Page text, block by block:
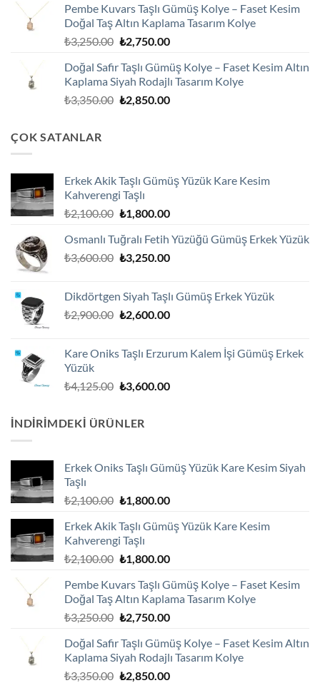
₺2,100.00.fiyat:
₺1,800.00.
Pembe Kuvars Taşlı Gümüş Kolye – Faset Kesim
Doğal Taş Altın Kaplama Tasarım Kolye
₺3,250.00 Orijinal
₺3,250.00.
₺2,750.00Şu
fiyat:
₺2,750.00.
Doğal Safir Taşlı Gümüş Kolye – Faset Kesim Altın
Kaplama Siyah Rodajlı Tasarım Kolye
₺3,350.00 Orijinal
₺2,850.00Şu
ÇOK SATANLAR
Erkek Akik Taşlı Gümüş Yüzük Kare Kesim
Kahverengi Taşlı
₺2,100.00 Orijinal
₺2,100.00.
₺1,800.00Şu
fiyat:
₺1,800.00.
Osmanlı Tuğralı Fetih Yüzüğü Gümüş Erkek Yüzük
₺3,600.00 Orijinal
₺3,250.00Şu
₺3,250.00.
Dikdörtgen Siyah Taşlı Gümüş Erkek Yüzük
₺2,900.00 Orijinal
₺2,600.00Şu
₺2,600.00.
Kare Oniks Taşlı Erzurum Kalem İşi Gümüş Erkek
Yüzük
₺4,125.00 Orijinal
₺3,600.00Şu
İNDIRIMDEKI ÜRÜNLER
Erkek Oniks Taşlı Gümüş Yüzük Kare Kesim Siyah
Taşlı
₺2,100.00 Orijinal
₺2,100.00.
₺1,800.00Şu
fiyat:
Erkek Akik Taşlı Gümüş Yüzük Kare Kesim
Kahverengi Taşlı
₺2,100.00 Orijinal
₺2,100.00.
₺1,800.00Şu
fiyat:
₺1,800.00.
Pembe Kuvars Taşlı Gümüş Kolye – Faset Kesim
Doğal Taş Altın Kaplama Tasarım Kolye
₺3,250.00 Orijinal
₺3,250.00.
₺2,750.00Şu
fiyat:
₺2,750.00.
Doğal Safir Taşlı Gümüş Kolye – Faset Kesim Altın
Kaplama Siyah Rodajlı Tasarım Kolye
₺3,350.00 Orijinal
₺2,850.00Şu